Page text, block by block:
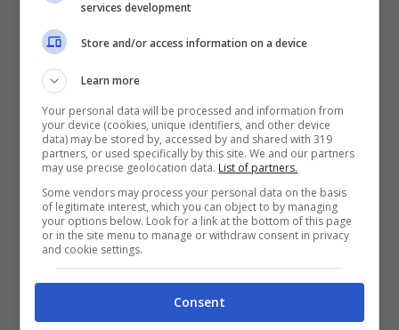
I delfini: i giganti intelligenti del mare- credi instagram-
amoreaquattrozampe.it
services development
Store and/or access information on a device
Learn more
Your personal data will be processed and information from
your device (cookies, unique identifiers, and other device
data) may be stored by, accessed by and shared with 319
partners, or used specifically by this site. We and our partners
may use precise geolocation data. List of partners.
Some vendors may process your personal data on the basis
of legitimate interest, which you can object to by managing
your options below. Look for a link at the bottom of this page
or in the site menu to manage or withdraw consent in privacy
and cookie settings.
Consent